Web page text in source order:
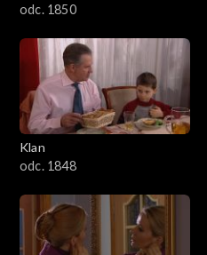
odc. 1850
Klan
odc. 1848